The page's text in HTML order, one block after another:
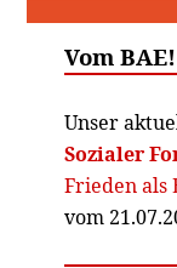
Vom
Unser
Sozialer
Frieden als
vom